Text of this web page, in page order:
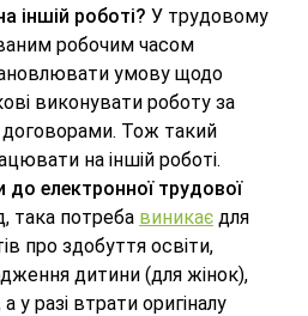
іншій роботі? У трудовому
робочим часом
умову щодо
виконувати роботу за
Тож такий
на іншій роботі.
до електронної трудової
така потреба виникає для
про здобуття освіти,
дитини (для жінок),
у разі втрати оригіналу